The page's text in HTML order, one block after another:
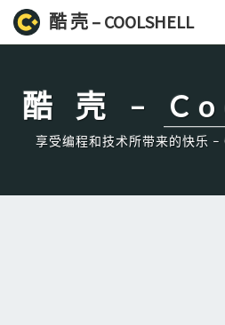
酷 壳 – COOLSHELL
酷 壳 –
享受编程和技术所带来的快乐